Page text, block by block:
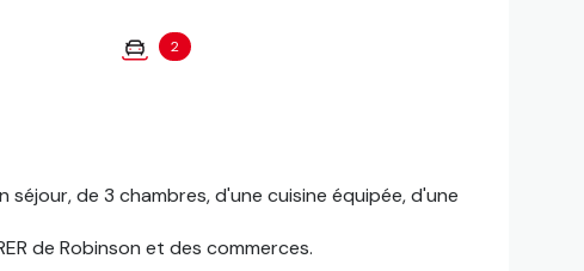
2
de 3 chambres, d'une cuisine équipée, d'une
de Robinson et des commerces.